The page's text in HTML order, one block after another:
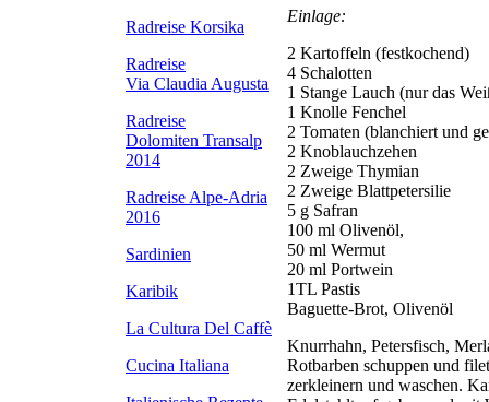
Radreise Korsika
Radreise
Via Claudia Augusta
Radreise
Dolomiten Transalp
2014
Radreise Alpe-Adria
2016
Sardinien
Karibik
La Cultura Del Caffè
Cucina Italiana
Einlage:
2 Kartoffeln (festkochend)
4 Schalotten
1 Stange Lauch (nur das
1 Knolle Fenchel
2 Tomaten (blanchiert und
2 Knoblauchzehen
2 Zweige Thymian
2 Zweige Blattpetersilie
5 g Safran
100 ml Olivenöl,
50 ml Wermut
20 ml Portwein
1TL Pastis
Baguette-Brot, Olivenöl
Knurrhahn, Petersfisch,
Rotbarben schuppen und
zerkleinern und waschen.